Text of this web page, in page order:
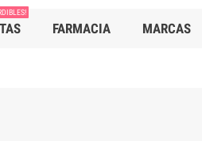
FARMACIA MARCAS